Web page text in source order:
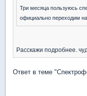
Три месяца пользуюсь
официально переходим
Расскажи подробнее.
Ответ в теме